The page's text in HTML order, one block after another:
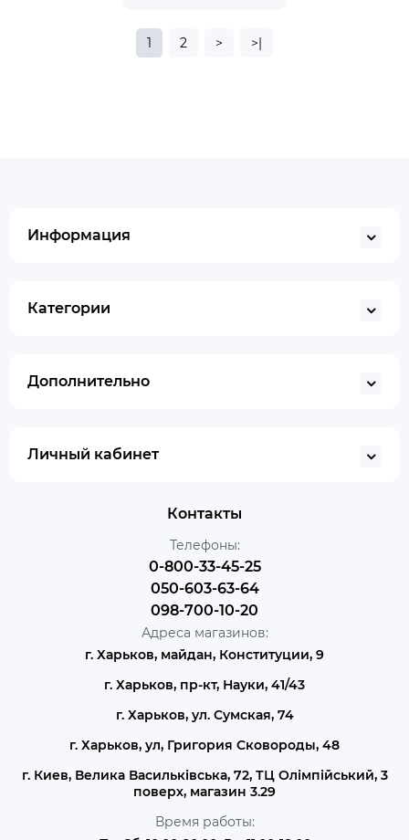
1 2 > >|
Информация
Категории
Дополнительно
Личный кабинет
Контакты
Телефоны:
0-800-33-45-25
050-603-63-64
098-700-10-20
Адреса магазинов:
г. Харьков, майдан, Конституции, 9
г. Харьков, пр-кт, Науки, 41/43
г. Харьков, ул. Сумская, 74
г. Харьков, ул, Григория Сковороды, 48
г. Киев, Велика Васильківська, 72, ТЦ Олімпійський, 3
поверх, магазин 3.29
Время работы: